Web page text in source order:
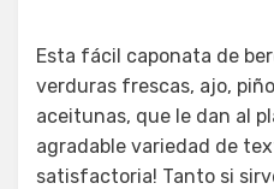
Esta fácil caponata de
verduras frescas, ajo,
aceitunas, que le dan al
agradable variedad de
satisfactoria! Tanto si